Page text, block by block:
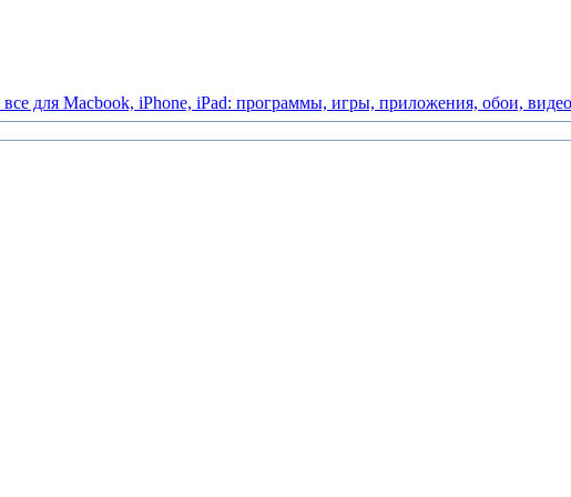
все для Macbook, iPhone, iPad: программы, игры, приложения, обои, видео